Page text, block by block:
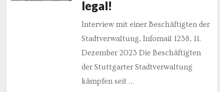
legal!
Interview mit einer Beschäftigten der
Stadtverwaltung, Infomail 1238, 11.
Dezember 2023 Die Beschäftigten
der Stuttgarter Stadtverwaltung
kämpfen seit …